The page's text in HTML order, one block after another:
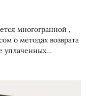
многогранной ,
о методах возврата
уплаченных…